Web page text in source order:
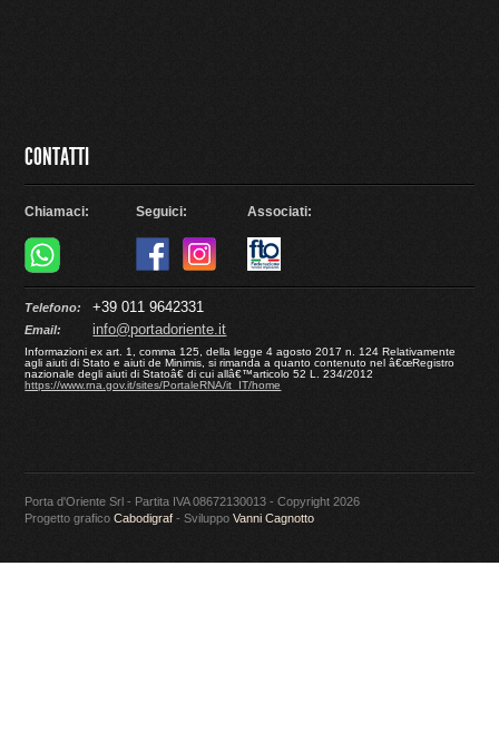
CONTATTI
Chiamaci: Seguici: Associati:
Telefono: +39 011 9642331
Email: info@portadoriente.it
Informazioni ex art. 1, comma 125, della legge 4 agosto 2017 n. 124 Relativamente
agli aiuti di Stato e aiuti de Minimis, si rimanda a quanto contenuto nel â€œRegistro
nazionale degli aiuti di Statoâ€ di cui allâ€™articolo 52 L. 234/2012
https://www.rna.gov.it/sites/PortaleRNA/it_IT/home
Porta d'Oriente Srl - Partita IVA 08672130013 - Copyright 2026
Progetto graficoCabodigraf - SviluppoVanni Cagnotto